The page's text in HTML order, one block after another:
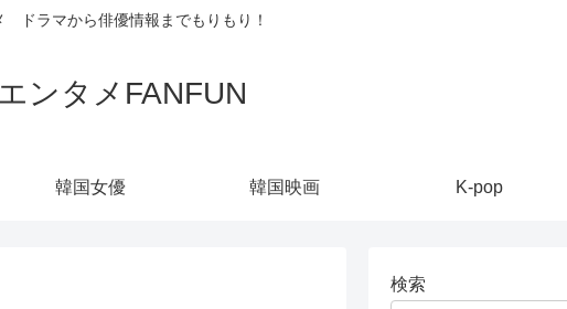
ドラマから俳優情報までもりもり！
ンタメFANFUN
韓国女優 韓国映画 K-pop
検索